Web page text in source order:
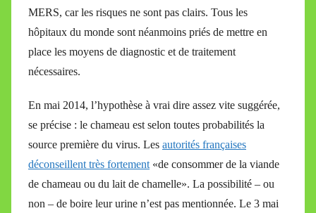
MERS, car les risques ne sont pas clairs. Tous les
hôpitaux du monde sont néanmoins priés de mettre en
place les moyens de diagnostic et de traitement
nécessaires.
En mai 2014, l’hypothèse à vrai dire assez vite suggérée,
se précise : le chameau est selon toutes probabilités la
source première du virus. Les autorités françaises
déconseillent très fortement «de consommer de la viande
de chameau ou du lait de chamelle». La possibilité – ou
non – de boire leur urine n’est pas mentionnée. Le 3 mai